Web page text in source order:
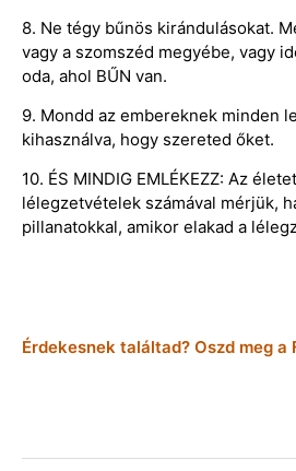
8. Ne tégy bűnös kirándulásokat.
vagy a szomszéd megyébe, vagy
oda, ahol BŰN van.
9. Mondd az embereknek minden
kihasználva, hogy szereted őket.
10. ÉS MINDIG EMLÉKEZZ: Az
lélegzetvételek számával mérjük,
pillanatokkal, amikor elakad a
Érdekesnek találtad? Oszd meg a